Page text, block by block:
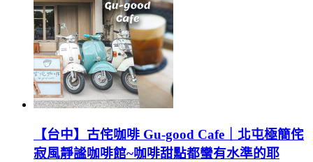
【台中】古侘咖啡 Gu-good Cafe｜北屯極簡侘
寂風靜謐咖啡館~咖啡甜點都蠻有水準的耶